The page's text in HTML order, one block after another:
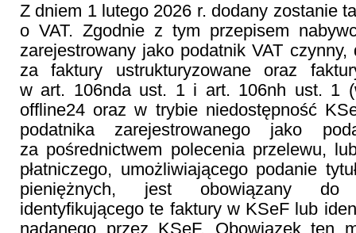
Z dniem 1 lutego 2026 r. dodany zostanie
o VAT. Zgodnie z tym przepisem
zarejestrowany jako podatnik VAT czynny,
za faktury ustrukturyzowane oraz
w art. 106nda ust. 1 i art. 106nh ust. 1
offline24 oraz w trybie niedostępność
podatnika zarejestrowanego jako
za pośrednictwem polecenia przelewu,
płatniczego, umożliwiającego podanie
pieniężnych, jest obowiązany do
identyfikującego te faktury w KSeF lub
nadanego przez KSeF. Obowiązek ten